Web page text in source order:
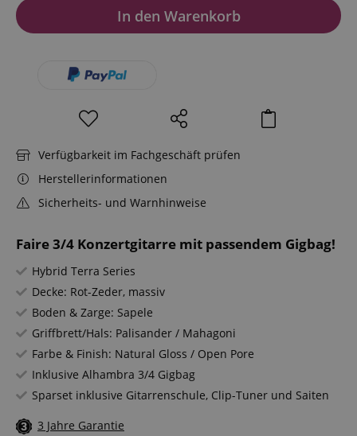
Faire 3/4 Konzertgitarre mit passendem Gigbag!
Hybrid Terra Series
Decke: Rot-Zeder, massiv
Boden & Zarge: Sapele
Griffbrett/Hals: Palisander / Mahagoni
Farbe & Finish: Natural Gloss / Open Pore
Inklusive Alhambra 3/4 Gigbag
Sparset inklusive Gitarrenschule, Clip-Tuner und Saiten
3 Jahre Garantie
In den Warenkorb
Verfügbarkeit im Fachgeschäft prüfen
Herstellerinformationen
Sicherheits- und Warnhinweise